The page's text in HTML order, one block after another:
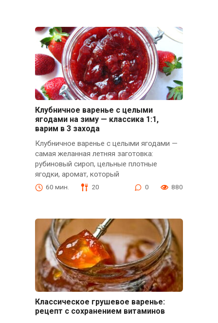
Клубничное варенье с целыми
ягодами на зиму — классика 1:1,
варим в 3 захода
Клубничное варенье с целыми ягодами —
самая желанная летняя заготовка:
рубиновый сироп, цельные плотные
ягодки, аромат, который
60 мин. 20 0 880
Классическое грушевое варенье:
рецепт с сохранением витаминов